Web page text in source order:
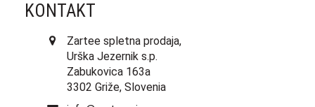
KONTAKT
Zartee spletna prodaja,
Urška Jezernik s.p.
Zabukovica 163a
3302 Griže, Slovenia